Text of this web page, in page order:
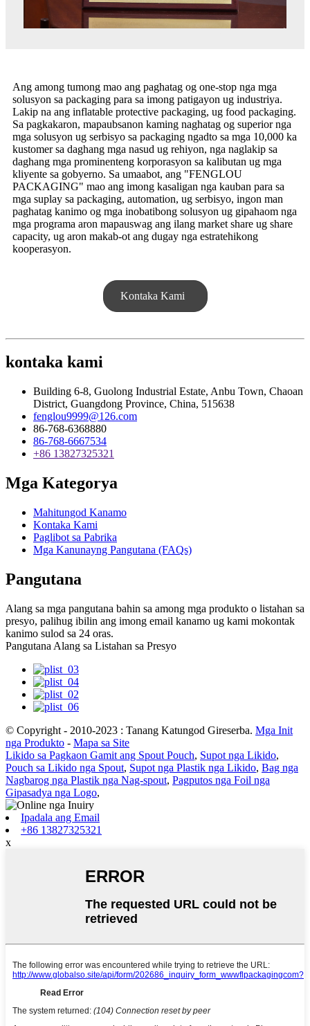
Ang among tumong mao ang paghatag og one-stop nga mga
solusyon sa packaging para sa imong patigayon ug industriya.
Lakip na ang inflatable protective packaging, ug food packaging.
Sa pagkakaron, mapaubsanon kaming naghatag og superior nga
mga solusyon ug serbisyo sa packaging ngadto sa mga 10,000 ka
kustomer sa daghang mga nasud ug rehiyon, nga naglakip sa
daghang mga prominenteng korporasyon sa kalibutan ug mga
kliyente sa gobyerno. Sa umaabot, ang "FENGLOU
PACKAGING" mao ang imong kasaligan nga kauban para sa
mga suplay sa packaging, automation, ug serbisyo, ingon man
paghatag kanimo og mga inobatibong solusyon ug gipahaom nga
mga programa aron mapauswag ang ilang market share ug share
capacity, ug aron makab-ot ang dugay nga estratehikong
kooperasyon.
Kontaka Kami
kontaka kami
Building 6-8, Guolong Industrial Estate, Anbu Town, Chaoan
District, Guangdong Province, China, 515638
fenglou9999@126.com
86-768-6368880
86-768-6667534
+86 13827325321
Mga Kategorya
Mahitungod Kanamo
Kontaka Kami
Paglibot sa Pabrika
Mga Kanunayng Pangutana (FAQs)
Pangutana
Alang sa mga pangutana bahin sa among mga produkto o listahan sa
presyo, palihug ibilin ang imong email kanamo ug kami mokontak
kanimo sulod sa 24 oras.
Pangutana Alang sa Listahan sa Presyo
© Copyright - 2010-2023 : Tanang Katungod Gireserba. Mga Init
nga Produkto - Mapa sa Site
Likido sa Pagkaon Gamit ang Spout Pouch, Supot nga Likido,
Pouch sa Likido nga Spout, Supot nga Plastik nga Likido, Bag nga
Nagbarog nga Plastik nga Nag-spout, Pagputos nga Foil nga
Gipasadya nga Logo,
Ipadala ang Email
+86 13827325321
x